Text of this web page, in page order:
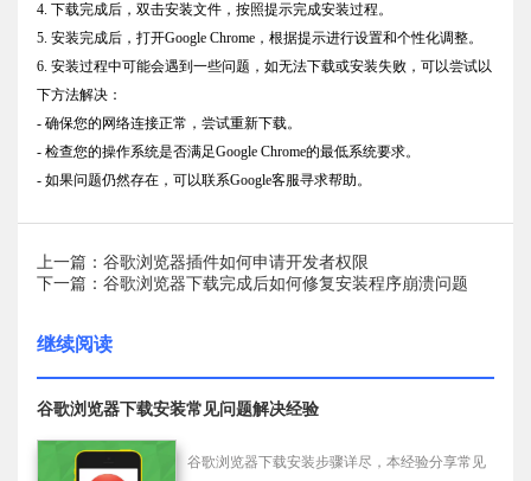
4. 下载完成后，双击安装文件，按照提示完成安装过程。
5. 安装完成后，打开Google Chrome，根据提示进行设置和个性化调整。
6. 安装过程中可能会遇到一些问题，如无法下载或安装失败，可以尝试以
下方法解决：
- 确保您的网络连接正常，尝试重新下载。
- 检查您的操作系统是否满足Google Chrome的最低系统要求。
- 如果问题仍然存在，可以联系Google客服寻求帮助。
上一篇：谷歌浏览器插件如何申请开发者权限
下一篇：谷歌浏览器下载完成后如何修复安装程序崩溃问题
继续阅读
谷歌浏览器下载安装常见问题解决经验
谷歌浏览器下载安装步骤详尽，本经验分享常见